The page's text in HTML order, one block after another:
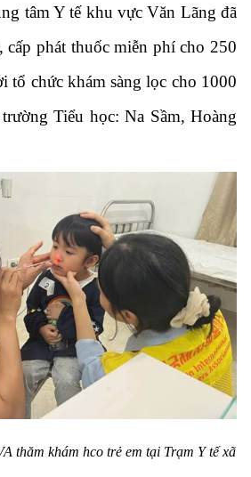
tâm Y tế khu vực Văn Lãng đã
cấp phát thuốc miễn phí cho 250
tổ chức khám sàng lọc cho 1000
Tiểu học: Na Sầm, Hoàng
thăm khám hco trẻ em tại Trạm Y tế xã